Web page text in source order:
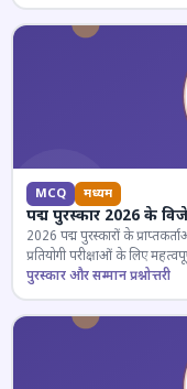
MCQ मध्यम
पद्म पुरस्कार 2026 के
2026 पद्म पुरस्कारों के
प्रतियोगी परीक्षाओं के लिए
पुरस्कार और सम्मान प्रश्नोत्तरी